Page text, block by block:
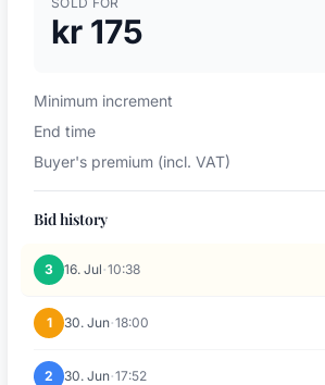
kr 175
Minimum increment
End time
Buyer's premium (incl. VAT)
Bid history
3 16. Jul·10:38
1 30. Jun·18:00
2 30. Jun·17:52